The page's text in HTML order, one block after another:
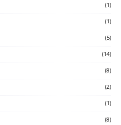
(1)
(1)
(5)
(14)
(8)
(2)
(1)
(8)